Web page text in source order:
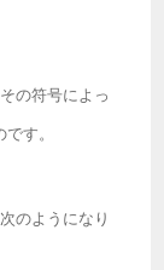
の符号によっ
す。
のようになり